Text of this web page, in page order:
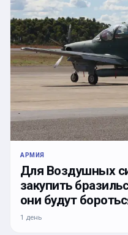
АРМИЯ
Для Воздушных
закупить
они будут
1 день